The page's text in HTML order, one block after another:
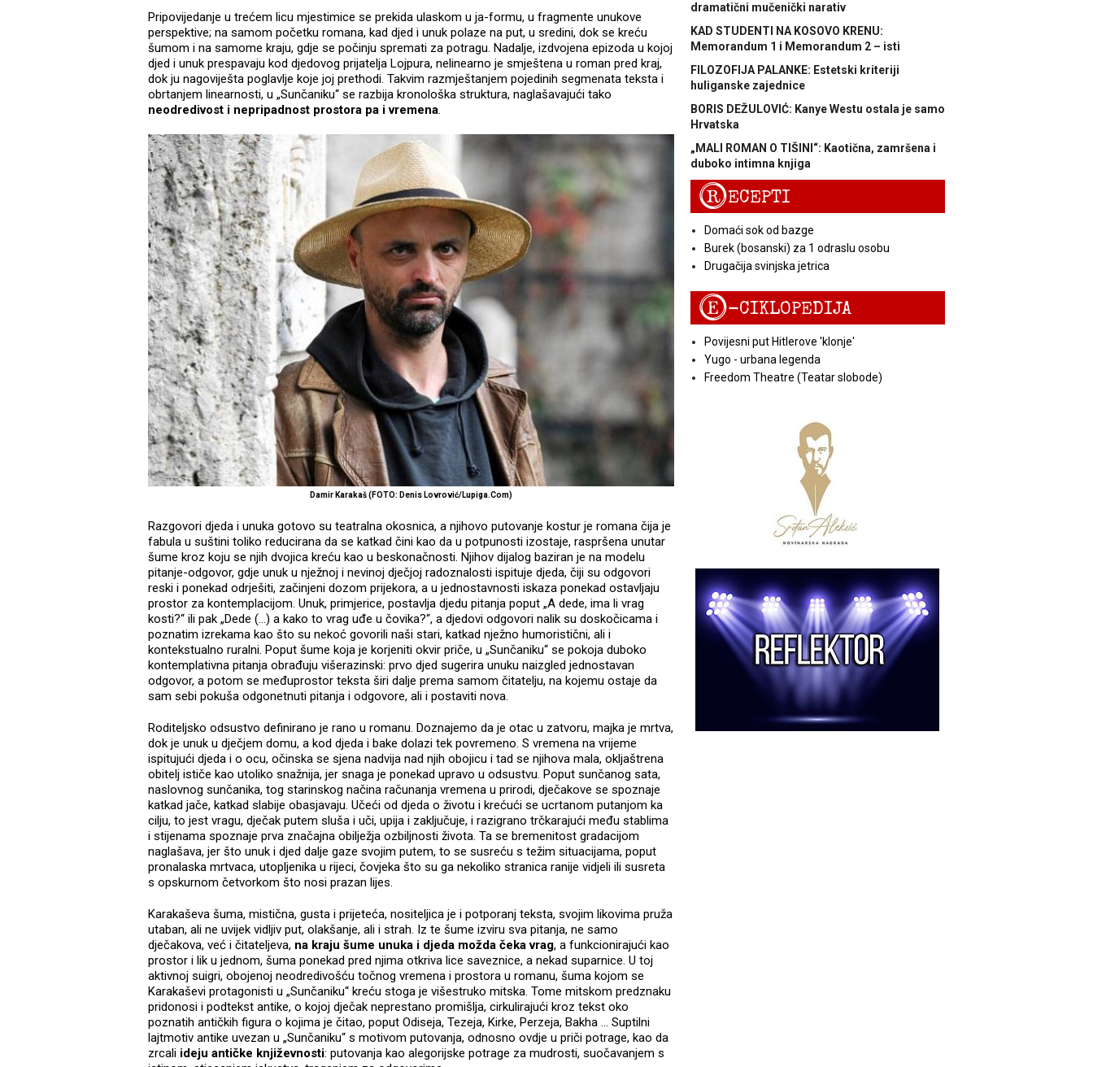
Pripovijedanje u trećem licu mjestimice se prekida ulaskom u ja-formu, u fragmente unukove
perspektive; na samom početku romana, kad djed i unuk polaze na put, u sredini, dok se kreću
šumom i na samome kraju, gdje se počinju spremati za potragu. Nadalje, izdvojena epizoda u kojoj
djed i unuk prespavaju kod djedovog prijatelja Lojpura, nelinearno je smještena u roman pred kraj,
dok ju nagoviješta poglavlje koje joj prethodi. Takvim razmještanjem pojedinih segmenata teksta i
obrtanjem linearnosti, u „Sunčaniku“ se razbija kronološka struktura, naglašavajući tako
neodredivost i nepripadnost prostora pa i vremena.
Damir Karakaš (FOTO: Denis Lovrović/Lupiga.Com)
Razgovori djeda i unuka gotovo su teatralna okosnica, a njihovo putovanje kostur je romana čija je
fabula u suštini toliko reducirana da se katkad čini kao da u potpunosti izostaje, raspršena unutar
šume kroz koju se njih dvojica kreću kao u beskonačnosti. Njihov dijalog baziran je na modelu
pitanje-odgovor, gdje unuk u nježnoj i nevinoj dječjoj radoznalosti ispituje djeda, čiji su odgovori
reski i ponekad odrješiti, začinjeni dozom prijekora, a u jednostavnosti iskaza ponekad ostavljaju
prostor za kontemplacijom. Unuk, primjerice, postavlja djedu pitanja poput „A dede, ima li vrag
kosti?“ ili pak „Dede (…) a kako to vrag uđe u čovika?“, a djedovi odgovori nalik su doskočicama i
poznatim izrekama kao što su nekoć govorili naši stari, katkad nježno humoristični, ali i
kontekstualno ruralni. Poput šume koja je korjeniti okvir priče, u „Sunčaniku“ se pokoja duboko
kontemplativna pitanja obrađuju višerazinski: prvo djed sugerira unuku naizgled jednostavan
odgovor, a potom se međuprostor teksta širi dalje prema samom čitatelju, na kojemu ostaje da
sam sebi pokuša odgonetnuti pitanja i odgovore, ali i postaviti nova.
Roditeljsko odsustvo definirano je rano u romanu. Doznajemo da je otac u zatvoru, majka je mrtva,
dok je unuk u dječjem domu, a kod djeda i bake dolazi tek povremeno. S vremena na vrijeme
ispitujući djeda i o ocu, očinska se sjena nadvija nad njih obojicu i tad se njihova mala, okljaštrena
obitelj ističe kao utoliko snažnija, jer snaga je ponekad upravo u odsustvu. Poput sunčanog sata,
naslovnog sunčanika, tog starinskog načina računanja vremena u prirodi, dječakove se spoznaje
katkad jače, katkad slabije obasjavaju. Učeći od djeda o životu i krećući se ucrtanom putanjom ka
cilju, to jest vragu, dječak putem sluša i uči, upija i zaključuje, i razigrano trčkarajući među stablima
i stijenama spoznaje prva značajna obilježja ozbiljnosti života. Ta se bremenitost gradacijom
naglašava, jer što unuk i djed dalje gaze svojim putem, to se susreću s težim situacijama, poput
pronalaska mrtvaca, utopljenika u rijeci, čovjeka što su ga nekoliko stranica ranije vidjeli ili susreta
s opskurnom četvorkom što nosi prazan lijes.
Karakaševa šuma, mistična, gusta i prijeteća, nositeljica je i potporanj teksta, svojim likovima pruža
utaban, ali ne uvijek vidljiv put, olakšanje, ali i strah. Iz te šume izviru sva pitanja, ne samo
dječakova, već i čitateljeva, na kraju šume unuka i djeda možda čeka vrag, a funkcionirajući kao
prostor i lik u jednom, šuma ponekad pred njima otkriva lice saveznice, a nekad suparnice. U toj
aktivnoj suigri, obojenoj neodredivošću točnog vremena i prostora u romanu, šuma kojom se
Karakaševi protagonisti u „Sunčaniku“ kreću stoga je višestruko mitska. Tome mitskom predznaku
pridonosi i podtekst antike, o kojoj dječak neprestano promišlja, cirkulirajući kroz tekst oko
poznatih antičkih figura o kojima je čitao, poput Odiseja, Tezeja, Kirke, Perzeja, Bakha ... Suptilni
lajtmotiv antike uvezan u „Sunčaniku“ s motivom putovanja, odnosno ovdje u priči potrage, kao da
zrcali ideju antičke književnosti: putovanja kao alegorijske potrage za mudrosti, suočavanjem s
dramatični mučenički narativ
KAD STUDENTI NA KOSOVO KRENU:
Memorandum 1 i Memorandum 2 – isti
FILOZOFIJA PALANKE: Estetski kriteriji
huliganske zajednice
BORIS DEŽULOVIĆ: Kanye Westu ostala je samo
Hrvatska
„MALI ROMAN O TIŠINI“: Kaotična, zamršena i
duboko intimna knjiga
RECEPTI
Domaći sok od bazge
Burek (bosanski) za 1 odraslu osobu
Drugačija svinjska jetrica
E-CIKLOPEDIJA
Povijesni put Hitlerove 'klonje'
Yugo - urbana legenda
Freedom Theatre (Teatar slobode)